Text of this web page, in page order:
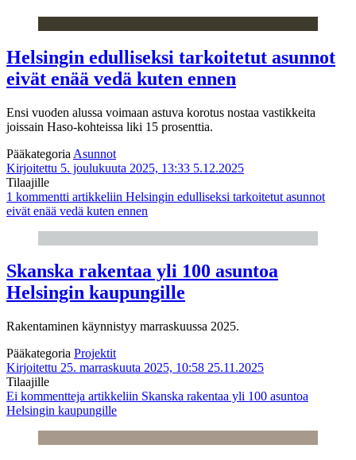
Helsingin edulliseksi tarkoitetut asunnot
eivät enää vedä kuten ennen
Ensi vuoden alussa voimaan astuva korotus nostaa vastikkeita
joissain Haso-kohteissa liki 15 prosenttia.
Pääkategoria Asunnot
Kirjoitettu 5. joulukuuta 2025, 13:33 5.12.2025
Tilaajille
1 kommentti artikkeliin Helsingin edulliseksi tarkoitetut asunnot
eivät enää vedä kuten ennen
Skanska rakentaa yli 100 asuntoa
Helsingin kaupungille
Rakentaminen käynnistyy marraskuussa 2025.
Pääkategoria Projektit
Kirjoitettu 25. marraskuuta 2025, 10:58 25.11.2025
Tilaajille
Ei kommentteja artikkeliin Skanska rakentaa yli 100 asuntoa
Helsingin kaupungille